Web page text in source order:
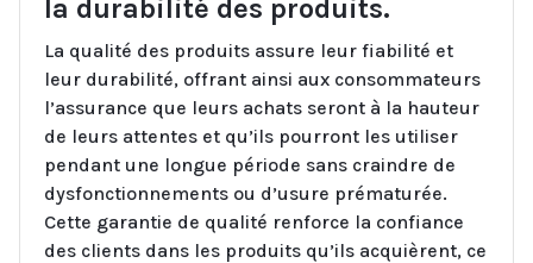
la durabilité des produits.
La qualité des produits assure leur fiabilité et
leur durabilité, offrant ainsi aux consommateurs
l’assurance que leurs achats seront à la hauteur
de leurs attentes et qu’ils pourront les utiliser
pendant une longue période sans craindre de
dysfonctionnements ou d’usure prématurée.
Cette garantie de qualité renforce la confiance
des clients dans les produits qu’ils acquièrent, ce